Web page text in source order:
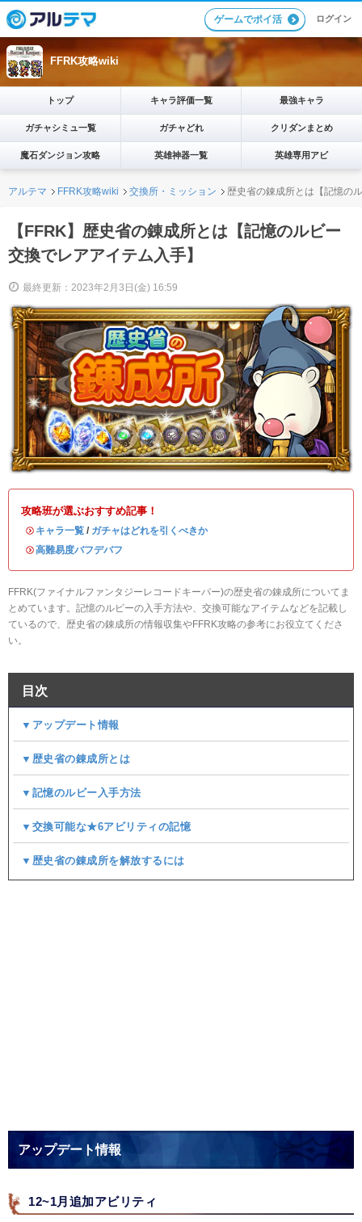
ゲームでポイ活 ログイン
FFRK攻略wiki
トップ キャラ評価一覧 最強キャラ
ガチャシミュ一覧 ガチャどれ クリダンまとめ
魔石ダンジョン攻略 英雄神器一覧 英雄専用アビ
アルテマ FFRK攻略wiki 交換所・ミッション 歴史省の錬成所とは【記憶の
【FFRK】歴史省の錬成所とは【記憶のルビー
交換でレアアイテム入手】
最終更新：2023年2月3日(金) 16:59
攻略班が選ぶおすすめ記事！
・ キャラ一覧 / ガチャはどれを引くべきか
・高難易度バフデバフ
FFRK(ファイナルファンタジーレコードキーパー)の歴史省の錬成所についてま
とめています。記憶のルビーの入手方法や、交換可能なアイテムなどを記載し
ているので、歴史省の錬成所の情報収集やFFRK攻略の参考にお役立てくださ
い。
目次
▼アップデート情報
▼歴史省の錬成所とは
▼記憶のルビー入手方法
▼交換可能な★6アビリティの記憶
▼歴史省の錬成所を解放するには
アップデート情報
12~1月追加アビリティ